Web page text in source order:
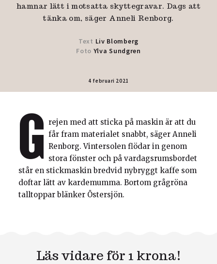
hamnar lätt i motsatta skyttegravar. Dags att
tänka om, säger Anneli Renborg.
Text Liv Blomberg
Foto Ylva Sundgren
4 februari 2021
G rejen med att sticka på maskin är att du
får fram materialet snabbt, säger Anneli
Renborg. Vintersolen flödar in genom
stora fönster och på vardagsrumsbordet
står en stickmaskin bredvid nybryggt kaffe som
doftar lätt av kardemumma. Bortom grågröna
talltoppar blänker Östersjön.
Läs vidare för 1 krona!